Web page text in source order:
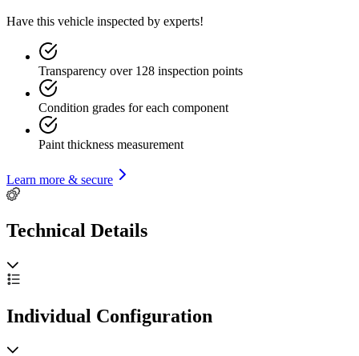
Have this vehicle inspected by experts!
Transparency over 128 inspection points
Condition grades for each component
Paint thickness measurement
Learn more & secure
Technical Details
Individual Configuration